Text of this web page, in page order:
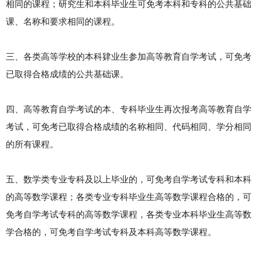
相同的课程；研究生和本科毕业生可免考本科和专科的公共基础
课、名称和要求相同的课程。
三、各类高等学校的本科肄业生参加高等教育自学考试，可免考
已取得合格成绩的公共基础课。
四、高等教育自学考试的本、专科毕业生再次报考高等教育自学
考试，可免考已取得合格成绩的名称相同、代码相同、学分相同
的所有课程。
五、数学类专业专科及以上毕业的，可免考自学考试专科和本科
的高等数学课程；各类专业专科毕业生高等数学课程合格的，可
免考自学考试专科的高等数学课程，各类专业本科毕业生高等数
学合格的，可免考自学考试专科及本科高等数学课程。